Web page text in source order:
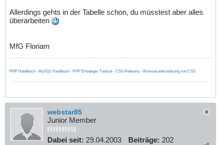
Allerdings gehts in der Tabelle schon, du müsstest aber alles
überarbeiten
MfG Floriam
PHP Handbuch - MySQL Handbuch - PHP Einsteiger Tutorial - CSS Referenz - Browserunterstützung von CSS
webstar85
Junior Member
Dabei seit: 29.04.2003 Beiträge: 202